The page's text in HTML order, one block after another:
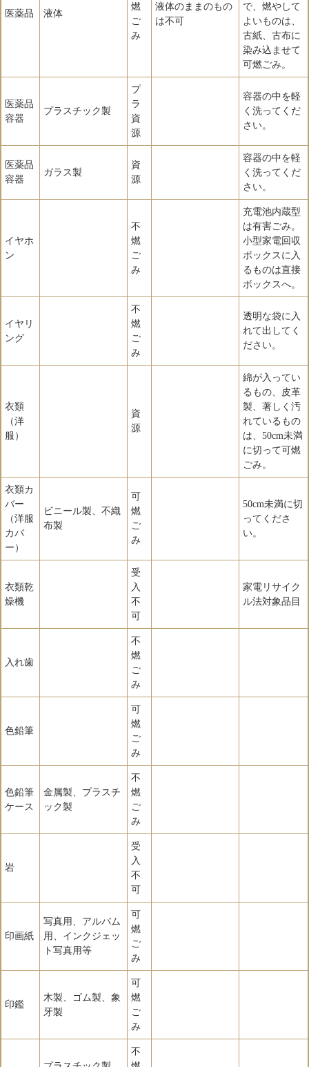
医薬品 液体
燃
ご
み
液体のままのもの
は不可
で、燃やして
よいものは、
古紙、古布に
染み込ませて
可燃ごみ。
医薬品
容器
プラスチック製
プ
ラ
資
源
容器の中を軽
く洗ってくだ
さい。
医薬品
容器
ガラス製
資
源
容器の中を軽
く洗ってくだ
さい。
イヤホ
ン
不
燃
ご
み
充電池内蔵型
は有害ごみ。
小型家電回収
ボックスに入
るものは直接
ボックスへ。
イヤリ
ング
不
燃
ご
み
透明な袋に入
れて出してく
ださい。
衣類
（洋
服）
資
源
綿が入ってい
るもの、皮革
製、著しく汚
れているもの
は、50cm未満
に切って可燃
ごみ。
衣類カ
バー
（洋服
カバ
ー）
ビニール製、不織
布製
可
燃
ご
み
50cm未満に切
ってくださ
い。
衣類乾
燥機
受
入
不
可
家電リサイク
ル法対象品目
入れ歯
不
燃
ご
み
色鉛筆
可
燃
ご
み
色鉛筆
ケース
金属製、プラスチ
ック製
不
燃
ご
み
岩
受
入
不
可
印画紙
写真用、アルバム
用、インクジェッ
ト写真用等
可
燃
ご
み
印鑑
木製、ゴム製、象
牙製
可
燃
ご
み
不